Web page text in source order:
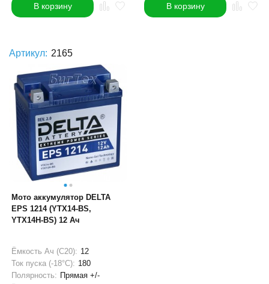
В корзину В корзину
Артикул: 2165
Мото аккумулятор DELTA
EPS 1214 (YTX14-BS,
YTX14H-BS) 12 Ач
Ёмкость Ач (С20): 12
Ток пуска (-18°С): 180
Полярность: Прямая +/-